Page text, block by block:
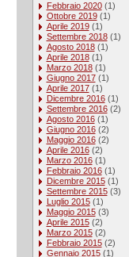
Febbraio 2020(1)
Ottobre 2019(1)
Aprile 2019(1)
Settembre 2018(1)
Agosto 2018(1)
Aprile 2018(1)
Marzo 2018(1)
Giugno 2017(1)
Aprile 2017(1)
Dicembre 2016(1)
Settembre 2016(2)
Agosto 2016(1)
Giugno 2016(2)
Maggio 2016(2)
Aprile 2016(2)
Marzo 2016(1)
Febbraio 2016(1)
Dicembre 2015(1)
Settembre 2015(3)
Luglio 2015(1)
Maggio 2015(3)
Aprile 2015(2)
Marzo 2015(2)
Febbraio 2015(2)
Gennaio 2015(1)